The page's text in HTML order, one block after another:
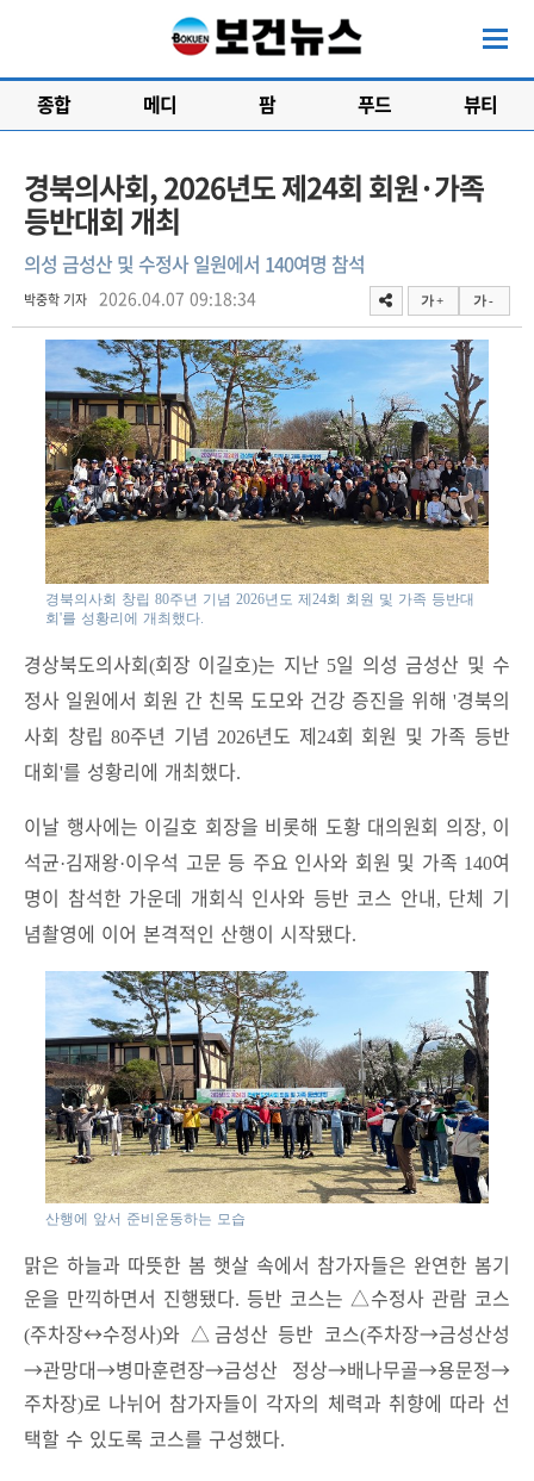
종합 메디 팜 푸드 뷰티
경북의사회, 2026년도 제24회 회원·가족
등반대회 개최
의성 금성산 및 수정사 일원에서 140여명 참석
박중학 기자 2026.04.07 09:18:34 가 + 가 -
경북의사회 창립 80주년 기념 2026년도 제24회 회원 및 가족 등반대
회'를 성황리에 개최했다.
경상북도의사회(회장 이길호)는 지난 5일 의성 금성산 및 수
정사 일원에서 회원 간 친목 도모와 건강 증진을 위해 '경북의
사회 창립80주년 기념2026년도 제24회 회원 및 가족 등반
대회'를 성황리에 개최했다.
이날 행사에는 이길호 회장을 비롯해 도황 대의원회 의장, 이
석균·김재왕·이우석 고문 등 주요 인사와 회원 및 가족 140여
명이 참석한 가운데 개회식 인사와 등반 코스 안내, 단체 기
념촬영에 이어 본격적인 산행이 시작됐다.
산행에 앞서 준비운동하는 모습
맑은 하늘과 따뜻한 봄 햇살 속에서 참가자들은 완연한 봄기
운을 만끽하면서 진행됐다. 등반 코스는 △수정사 관람 코스
(주차장↔수정사)와 △ 금성산 등반 코스(주차장→금성산성
→관망대→병마훈련장→금성산 정상→배나무골→용문정→
주차장)로 나뉘어 참가자들이 각자의 체력과 취향에 따라 선
택할 수 있도록 코스를 구성했다.